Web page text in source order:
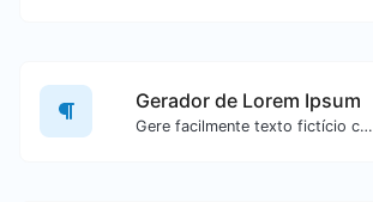
Gerador de Lorem Ipsum
Gere facilmente texto fictício com o gerador Lorem Ipsum.